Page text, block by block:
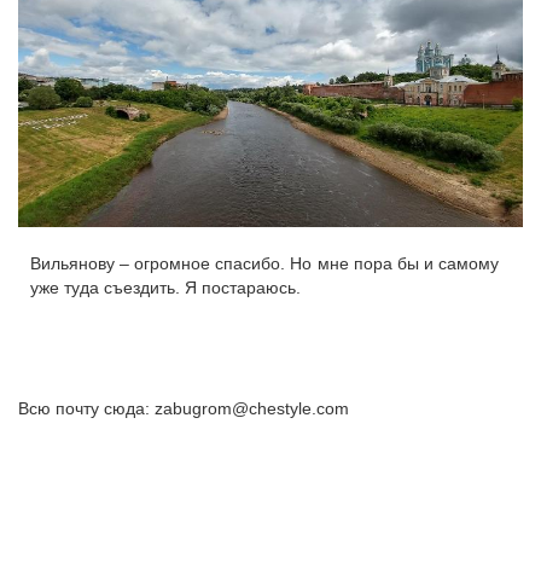
Вильянову – огромное спасибо. Но мне пора бы и самому
уже туда съездить. Я постараюсь.
Всю почту сюда: zabugrom@chestyle.com